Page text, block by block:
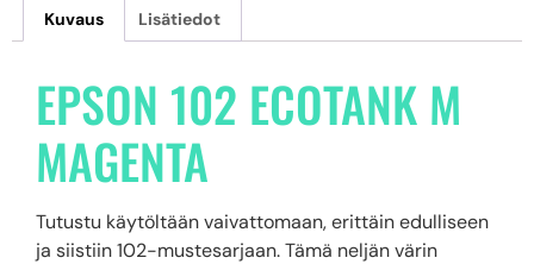
Kuvaus Lisätiedot
EPSON 102 ECOTANK M
MAGENTA
Tutustu käytöltään vaivattomaan, erittäin edulliseen
ja siistiin 102-mustesarjaan. Tämä neljän värin